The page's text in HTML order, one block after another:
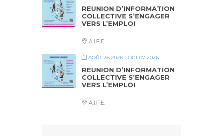
REUNION D’INFORMATION
COLLECTIVE S’ENGAGER
VERS L’EMPLOI
A.I.F.E.
AOÛT 26 2026 - OCT 07 2026
REUNION D’INFORMATION
COLLECTIVE S’ENGAGER
VERS L’EMPLOI
A.I.F.E.